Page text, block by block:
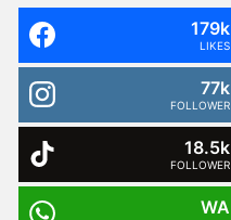
179k
LIKES
77k
FOLLOWER
18.5k
FOLLOWER
WA